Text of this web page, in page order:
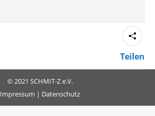
Teilen
© 2021 SCHMIT-Z e.V.
Impressum | Datenschutz